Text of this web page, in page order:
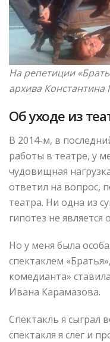
На репетиции
архива
Об уходе из
В 2014-м, в
работы в театре, у
чудовищная
ответил на вопрос,
театра. Ни одна из
гипотез не является
Но у меня была
спектаклем
комедианта»
Ивана Карамазова.
Спектакль я сыграл
спектакля я слег и